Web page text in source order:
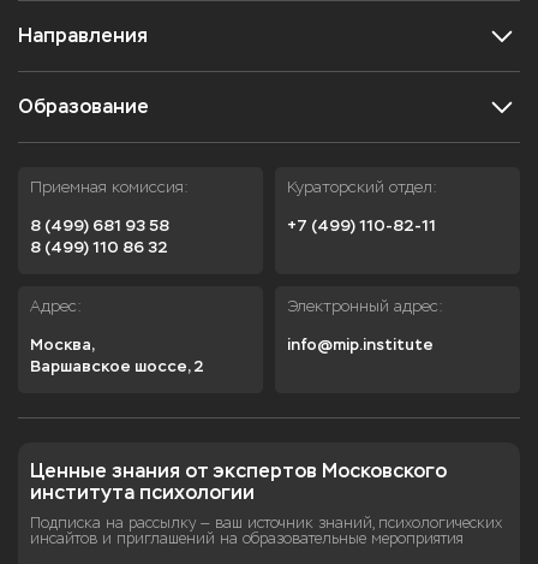
Направления
Образование
Приемная комиссия:
8 (499) 681 93 58
8 (499) 110 86 32
Кураторский отдел:
+7 (499) 110-82-11
Адрес:
Москва,
Варшавское шоссе, 2
Электронный адрес:
info@mip.institute
Ценные знания от экспертов Московского
института психологии
Подписка на рассылку — ваш источник знаний, психологических
инсайтов и приглашений на образовательные мероприятия